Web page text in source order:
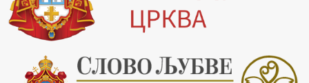
20.15 Реч архијереја
20.30 Хроника Архиепископије
21.03 Врлинослов